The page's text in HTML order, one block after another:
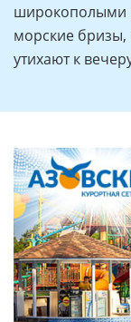
широкополыми
морские
утихают к